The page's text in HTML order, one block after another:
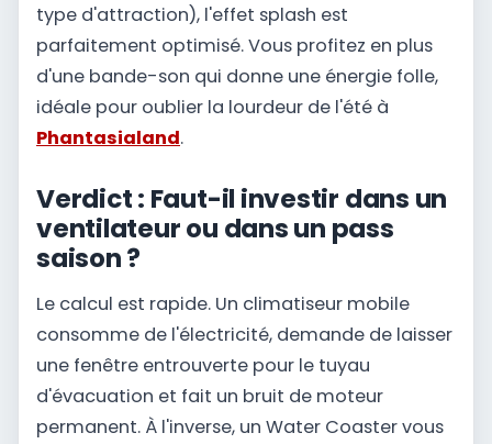
type d'attraction), l'effet splash est
parfaitement optimisé. Vous profitez en plus
d'une bande-son qui donne une énergie folle,
idéale pour oublier la lourdeur de l'été à
Phantasialand.
Verdict : Faut-il investir dans un
ventilateur ou dans un pass
saison ?
Le calcul est rapide. Un climatiseur mobile
consomme de l'électricité, demande de laisser
une fenêtre entrouverte pour le tuyau
d'évacuation et fait un bruit de moteur
permanent. À l'inverse, un Water Coaster vous